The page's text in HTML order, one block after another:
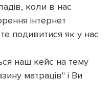
коли в нас
інтернет
подивитися як у нас
наш кейс на тему
матраців" і Ви